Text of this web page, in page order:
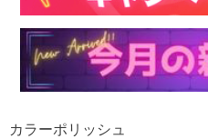
カラーポリッシュ